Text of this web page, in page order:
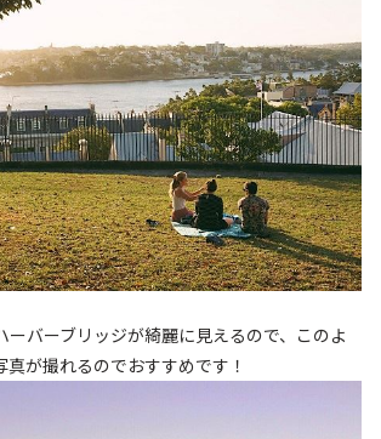
バーブリッジが綺麗に見えるので、 このよ
真が撮れるのでおすすめです！